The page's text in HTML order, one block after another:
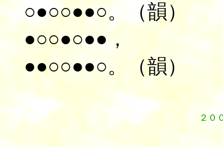
○●○○●●○。（韻）
●○○●○●●，
●●○○●●○。（韻）
２０
７